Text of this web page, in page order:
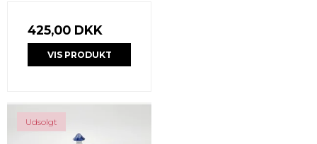
425,00 DKK
VIS PRODUKT
Udsolgt